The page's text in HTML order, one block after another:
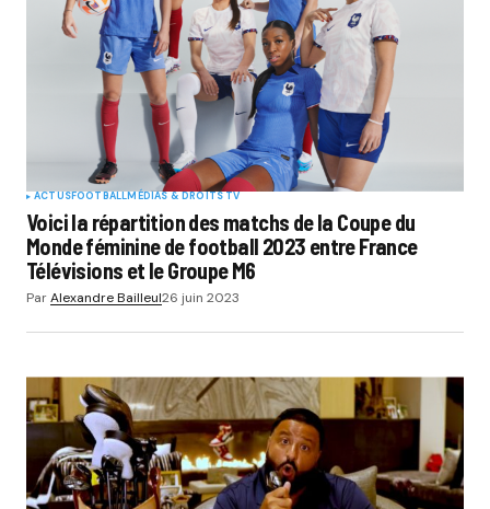
ACTUSFOOTBALLMÉDIAS & DROITS TV
Voici la répartition des matchs de la Coupe du
Monde féminine de football 2023 entre France
Télévisions et le Groupe M6
ParAlexandre Bailleul26 juin 2023